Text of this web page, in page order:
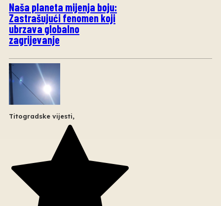
Naša planeta mijenja boju:
Zastrašujući fenomen koji
ubrzava globalno
zagrijevanje
Titogradske vijesti,